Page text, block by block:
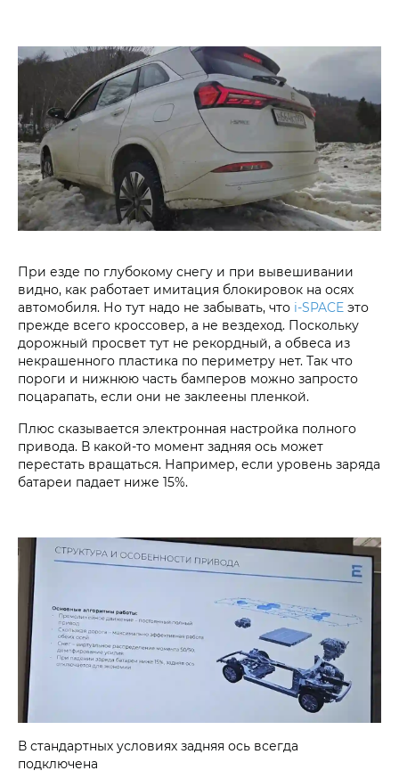
При езде по глубокому снегу и при вывешивании
видно, как работает имитация блокировок на осях
автомобиля. Но тут надо не забывать, что i‑SPACE это
прежде всего кроссовер, а не вездеход. Поскольку
дорожный просвет тут не рекордный, а обвеса из
некрашенного пластика по периметру нет. Так что
пороги и нижнюю часть бамперов можно запросто
поцарапать, если они не заклеены пленкой.
Плюс сказывается электронная настройка полного
привода. В какой-то момент задняя ось может
перестать вращаться. Например, если уровень заряда
батареи падает ниже 15%.
В стандартных условиях задняя ось всегда
подключена